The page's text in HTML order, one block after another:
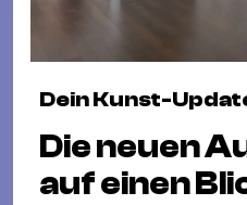
Dein Kunst-
Die neuen
auf einen